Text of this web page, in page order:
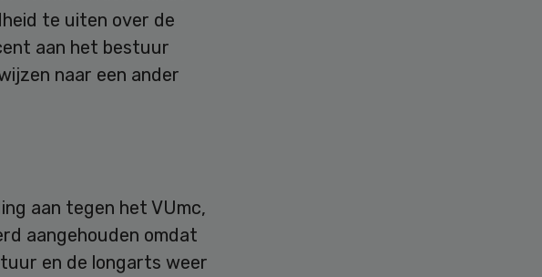
te uiten over de
aan het bestuur
naar een ander
aan tegen het VUmc,
aangehouden omdat
en de longarts weer